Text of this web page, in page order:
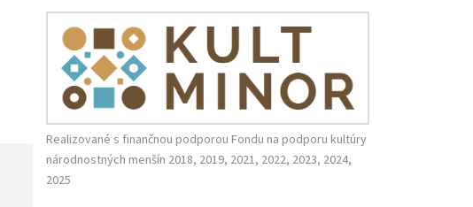
Realizované s finančnou podporou Fondu na podporu kultúry
národnostných menšín 2018, 2019, 2021, 2022, 2023, 2024,
2025